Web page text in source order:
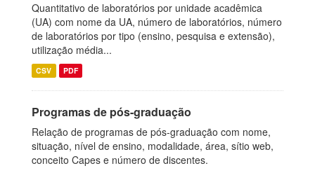
Quantitativo de laboratórios por unidade acadêmica
(UA) com nome da UA, número de laboratórios, número
de laboratórios por tipo (ensino, pesquisa e extensão),
utilização média...
CSV PDF
Programas de pós-graduação
Relação de programas de pós-graduação com nome,
situação, nível de ensino, modalidade, área, sítio web,
conceito Capes e número de discentes.